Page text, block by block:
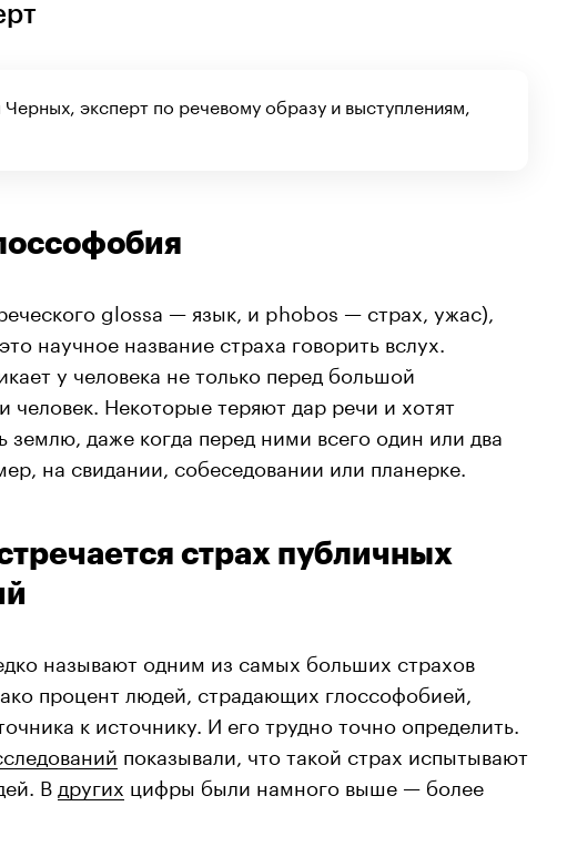
эксперт по речевому образу и выступлениям,
glossa — язык, и phobos — страх, ужас),
научное название страха говорить вслух.
у человека не только перед большой
человек. Некоторые теряют дар речи и хотят
землю, даже когда перед ними всего один или два
на свидании, собеседовании или планерке.
страх публичных
называют одним из самых больших страхов
процент людей, страдающих глоссофобией,
к источнику. И его трудно точно определить.
показывали, что такой страх испытывают
В других цифры были намного выше — более